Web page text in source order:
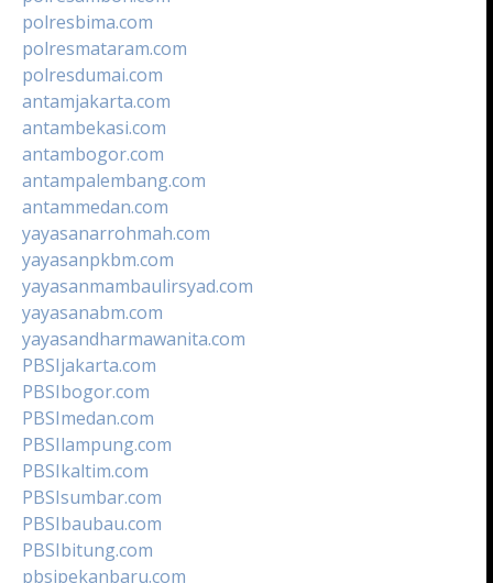
polresbima.com
polresmataram.com
polresdumai.com
antamjakarta.com
antambekasi.com
antambogor.com
antampalembang.com
antammedan.com
yayasanarrohmah.com
yayasanpkbm.com
yayasanmambaulirsyad.com
yayasanabm.com
yayasandharmawanita.com
PBSIjakarta.com
PBSIbogor.com
PBSImedan.com
PBSIlampung.com
PBSIkaltim.com
PBSIsumbar.com
PBSIbaubau.com
PBSIbitung.com
pbsipekanbaru.com